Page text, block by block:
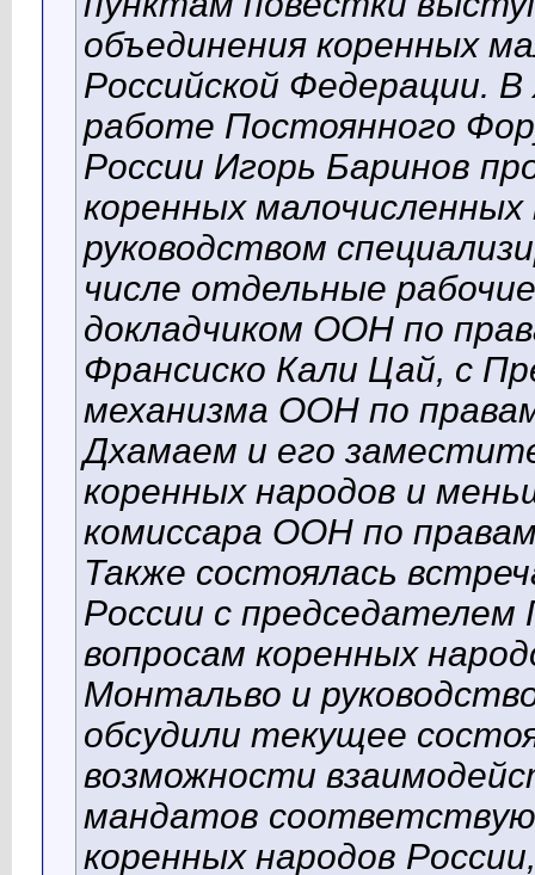
объединения коренных
Российской Федерации.
работе Постоянного
России Игорь Баринов
коренных
руководством
числе отдельные
докладчиком ООН по
Франсиско Кали Цай, с
механизма ООН по
Дхамаем и его
коренных народов и
комиссара ООН по
Также состоялась
России с
вопросам коренных
Монтальво и
обсудили текущее
возможности
мандатов
коренных народов